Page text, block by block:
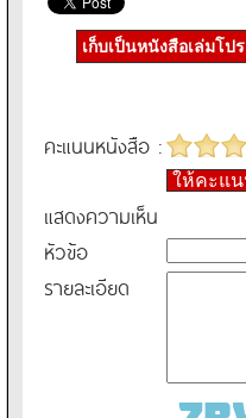
เก็บเป็นหนังสือเล่มโป
คะแนนหนังสือ :
ให้คะแ
แสดงความเห็น
หัวข้อ
รายละเอียด